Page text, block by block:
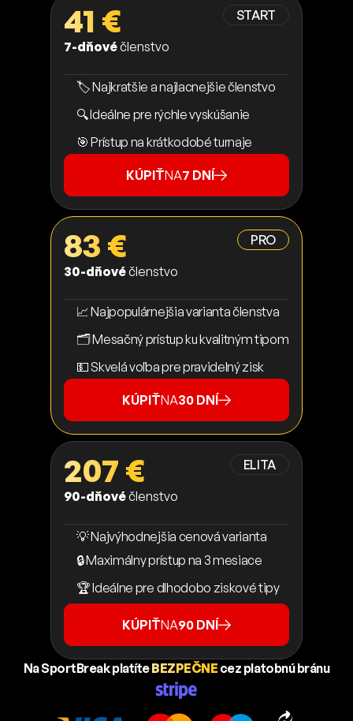
START
41 €
7-dňovéčlenstvo
🏷️ Najkratšie a najlacnejšie členstvo
🔍 Ideálne pre rýchle vyskúšanie
🎯 Prístup na krátkodobé turnaje
KÚPIŤNA7 DNÍ
PRO
83 €
30-dňovéčlenstvo
📈 Najpopulárnejšia varianta členstva
🗂️ Mesačný prístup ku kvalitným tipom
💵 Skvelá voľba pre pravidelný zisk
KÚPIŤNA30 DNÍ
ELITA
207 €
90-dňovéčlenstvo
💡 Najvýhodnejšia cenová varianta
🔒 Maximálny prístup na 3 mesiace
🏆 Ideálne pre dlhodobo ziskové tipy
KÚPIŤNA90 DNÍ
Na SportBreak platíteBEZPEČNE cez platobnú bránu